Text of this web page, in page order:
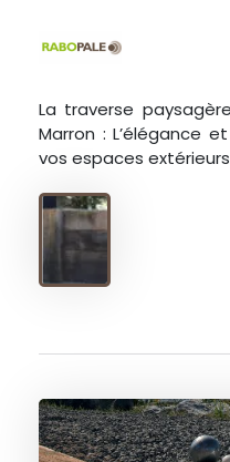
La traverse
Marron : L’élégance
vos espaces